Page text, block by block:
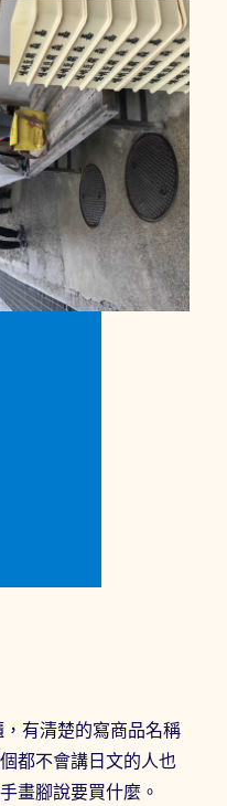
有清楚的寫商品名稱
都不會講日文的人也
畫腳說要買什麼。